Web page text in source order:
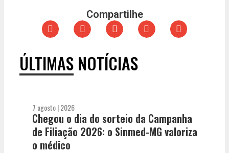
Compartilhe
ÚLTIMAS NOTÍCIAS
7 agosto | 2026
Chegou o dia do sorteio da Campanha
de Filiação 2026: o Sinmed-MG valoriza
o médico